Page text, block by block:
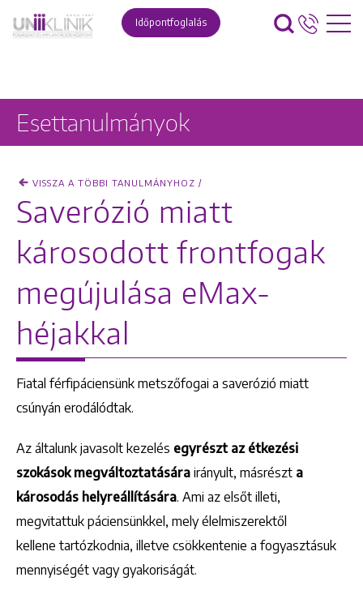
Időpontfoglalás
Esettanulmányok
VISSZA A TÖBBI TANULMÁNYHOZ /
Saverózió miatt
károsodott frontfogak
megújulása eMax-
héjakkal
Fiatal férfipáciensünk metszőfogai a saverózió miatt
csúnyán erodálódtak.
Az általunk javasolt kezelés egyrészt az étkezési
szokások megváltoztatására irányult, másrészt a
károsodás helyreállítására. Ami az elsőt illeti,
megvitattuk páciensünkkel, mely élelmiszerektől
kellene tartózkodnia, illetve csökkentenie a fogyasztásuk
mennyiségét vagy gyakoriságát.